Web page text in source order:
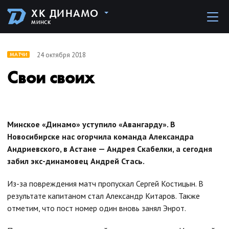
ХК ДИНАМО
МИНСК
МАТЧИ 24 октября 2018
Свои своих
Минское «Динамо» уступило «Авангарду». В
Новосибирске нас огорчила команда Александра
Андриевского, в Астане — Андрея Скабелки, а сегодня
забил экс-динамовец Андрей Стась.
Из-за повреждения матч пропускал Сергей Костицын. В
результате капитаном стал Александр Китаров. Также
отметим, что пост номер один вновь занял Энрот.